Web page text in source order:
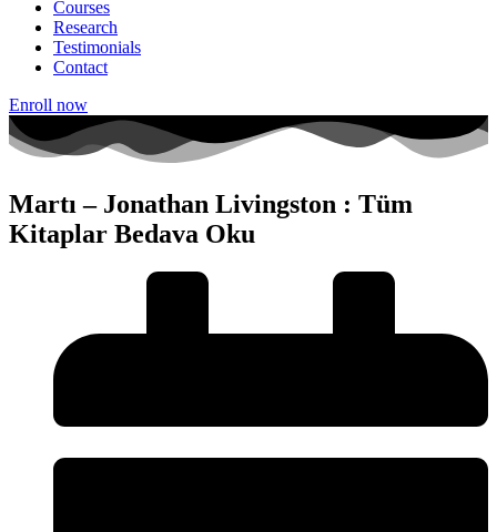
Courses
Research
Testimonials
Contact
Enroll now
Martı – Jonathan Livingston : Tüm
Kitaplar Bedava Oku